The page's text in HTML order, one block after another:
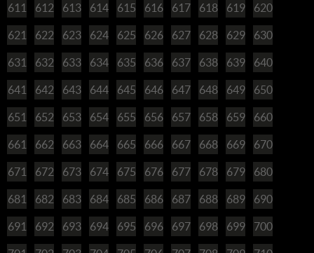
611 612 613 614 615 616 617 618 619 620
621 622 623 624 625 626 627 628 629 630
631 632 633 634 635 636 637 638 639 640
641 642 643 644 645 646 647 648 649 650
651 652 653 654 655 656 657 658 659 660
661 662 663 664 665 666 667 668 669 670
671 672 673 674 675 676 677 678 679 680
681 682 683 684 685 686 687 688 689 690
691 692 693 694 695 696 697 698 699 700